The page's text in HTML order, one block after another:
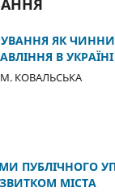
ЯК
В УКРАЇНІ
КОВАЛЬСЬКА
ПУБЛІЧНОГО
МІСТА